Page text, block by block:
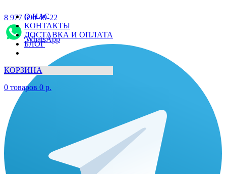
О НАС
КОНТАКТЫ
ДОСТАВКА И ОПЛАТА
БЛОГ
КОРЗИНА
0 товаров 0 р.
8 977 690-49-22
WhatsApp